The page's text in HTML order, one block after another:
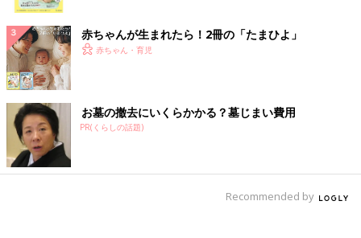
赤ちゃんが生まれたら！2冊の「たまひよ」
赤ちゃん・育児
お墓の撤去にいくらかかる？墓じまい費用
PR(くらしの話題)
Recommended by